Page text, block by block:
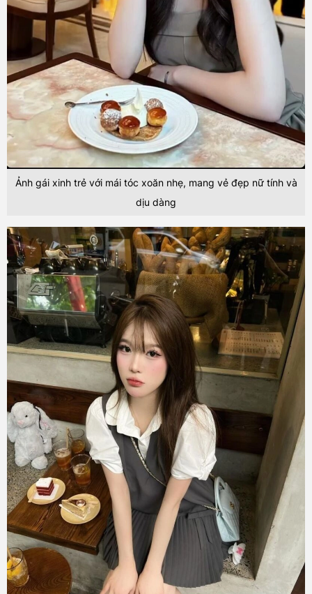
Ảnh gái xinh trẻ với mái tóc xoăn nhẹ, mang vẻ đẹp nữ tính và
dịu dàng